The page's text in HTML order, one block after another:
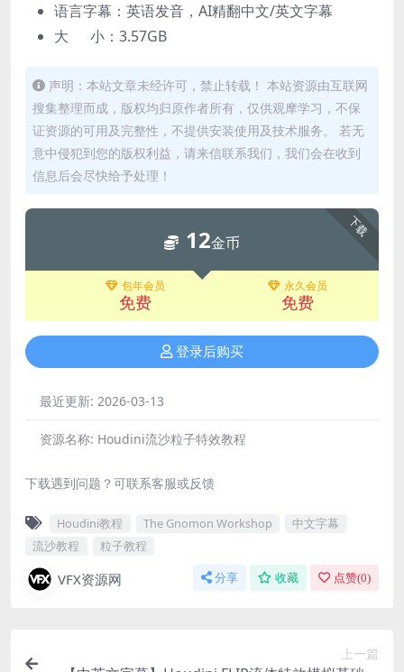
语言字幕：英语发音，AI精翻中文/英文字幕
大 小：3.57GB
声明：本站文章未经许可，禁止转载！ 本站资源由互联网
搜集整理而成，版权均归原作者所有，仅供观摩学习，不保
证资源的可用及完整性，不提供安装使用及技术服务。 若无
意中侵犯到您的版权利益，请来信联系我们，我们会在收到
信息后会尽快给予处理！
下载
12金币
包年会员
免费
永久会员
免费
登录后购买
最近更新: 2026-03-13
资源名称: Houdini流沙粒子特效教程
下载遇到问题？可联系客服或反馈
Houdini教程 The Gnomon Workshop
中文字幕
流沙教程
粒子教程
VFX资源网 分享 收藏 点赞(0)
上一篇